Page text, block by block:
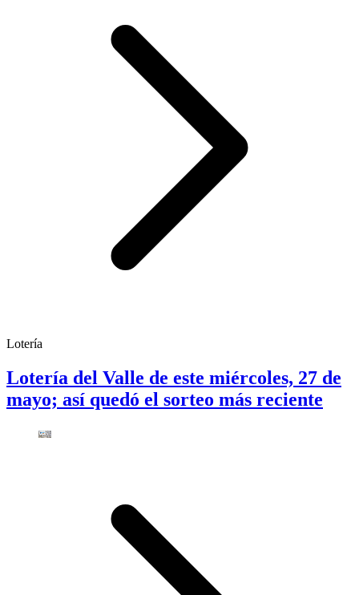
Lotería
Lotería del Valle de este miércoles, 27 de
mayo; así quedó el sorteo más reciente